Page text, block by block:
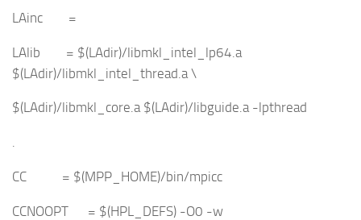
LAinc =
LAlib = $(LAdir)/libmkl_intel_lp64.a
$(LAdir)/libmkl_intel_thread.a \
$(LAdir)/libmkl_core.a $(LAdir)/libguide.a -lpthread
.
CC = $(MPP_HOME)/bin/mpicc
CCNOOPT = $(HPL_DEFS) -O0 -w